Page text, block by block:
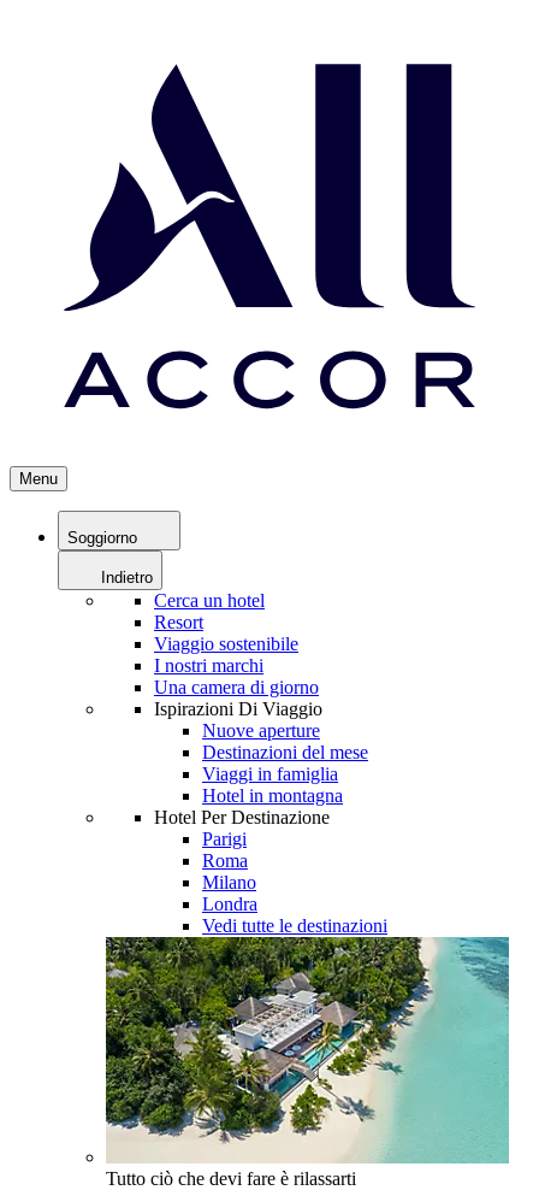
Menu
Soggiorno
Indietro
Cerca un hotel
Resort
Viaggio sostenibile
I nostri marchi
Una camera di giorno
Ispirazioni Di Viaggio
Nuove aperture
Destinazioni del mese
Viaggi in famiglia
Hotel in montagna
Hotel Per Destinazione
Parigi
Roma
Milano
Londra
Vedi tutte le destinazioni
Tutto ciò che devi fare è rilassarti